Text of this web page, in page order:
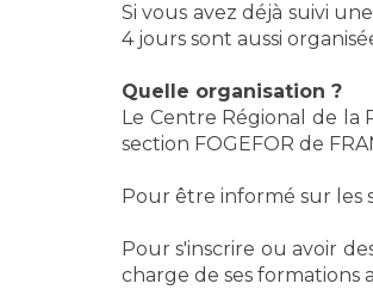
Si vous avez déjà suivi
4 jours sont aussi
Quelle organisation ?
Le Centre Régional de la
section FOGEFOR de
Pour être informé sur les
Pour s'inscrire ou avoir
charge de ses formations